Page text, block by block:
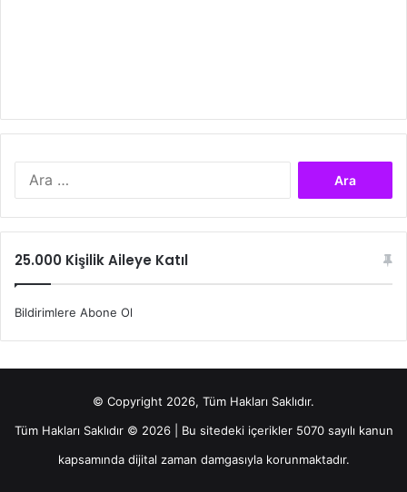
m
25.000 Kişilik Aileye Katıl
Bildirimlere Abone Ol
© Copyright 2026, Tüm Hakları Saklıdır.
Tüm Hakları Saklıdır © 2026 | Bu sitedeki içerikler 5070 sayılı kanun
kapsamında dijital zaman damgasıyla korunmaktadır.